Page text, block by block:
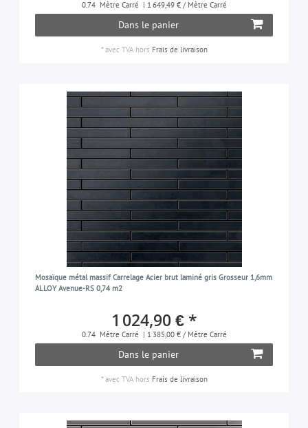
titane 6
toutes les pièces (salon, chambre, cuisine, salle de
bains, etc.) et aux jeux d'eau
4
saumâtre
0.74 Mètre Carré | 1 649,49 € / Mètre Carré
Dans le panier
*avec TVAhors Frais de livraison
Mosaïque métal massif Carrelage Acier brut laminé gris Grosseur 1,6mm
ALLOY Avenue-RS 0,74 m2
1 024,90 € *
0.74 Mètre Carré | 1 385,00 € / Mètre Carré
Dans le panier
*avec TVAhors Frais de livraison